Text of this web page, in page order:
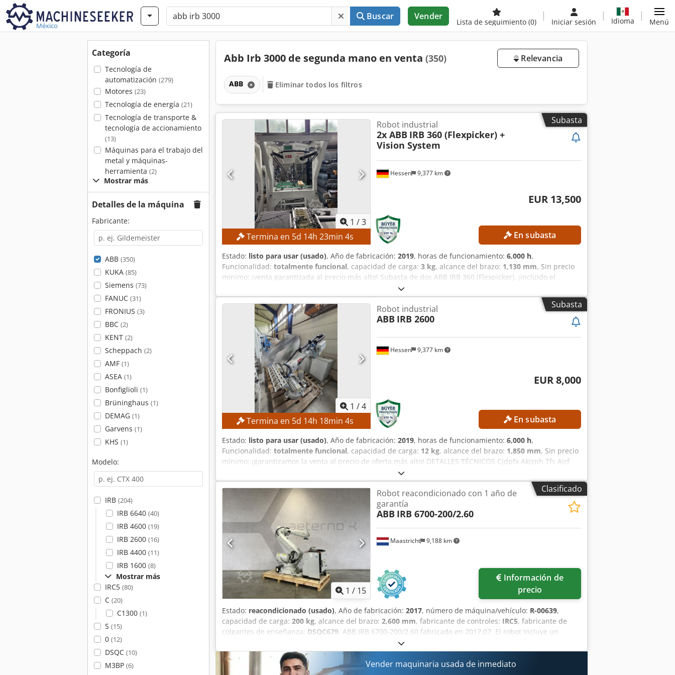
México
Buscar Vender
Lista de seguimiento (0) Iniciar sesión Idioma Menú
Categoría
Tecnología de
automatización (279)
Motores (23)
Tecnología de energía (21)
Tecnología de transporte &
tecnología de accionamiento
(13)
Máquinas para el trabajo del
metal y máquinas-
herramienta (2)
Mostrar más
Detalles de la máquina
Fabricante:
ABB (350)
KUKA (85)
Siemens (73)
FANUC (31)
FRONIUS (3)
BBC (2)
KENT (2)
Scheppach (2)
AMF (1)
ASEA (1)
Bonfiglioli (1)
Brüninghaus (1)
DEMAG (1)
Garvens (1)
KHS (1)
Modelo:
IRB (204)
IRB 6640 (40)
IRB 4600 (19)
IRB 2600 (16)
IRB 4400 (11)
IRB 1600 (8)
Mostrar más
IRC5 (80)
C (20)
C1300 (1)
S (15)
0 (12)
DSQC (10)
M3BP (6)
Abb Irb 3000 de segunda mano en venta (350) Relevancia
ABB Eliminar todos los filtros
Subasta
1 /3
Termina en 5d 14h23min3s
Hessen 9,377 km
Robot industrial
2x ABB IRB 360 (Flexpicker) +
Vision System
EUR 13,500
En subasta
Estado: listo para usar (usado), Año de fabricación: 2019, horas de funcionamiento: 6,000 h,
Funcionalidad: totalmente funcional, capacidad de carga: 3 kg, alcance del brazo: 1,130 mm, Sin precio
mínimo: ¡venta garantizada al precio más alto! Subasta de dos ABB IRB 360 (Flexpicker), ¡incluido el
sistema de visión! DETALLES TÉCNICOS Carga útil: 3 kg Diámetro del área de trabajo: 1130 mm Precisión
de repetición de la posición: 0,03–0,1 mm Precisión de repetición de la trayectoria: 0,1–0,33 mm DETALLES
DE LA MÁQUINA Peso: 120 kg Tensión de red: 200–600 V Frecuencia de red: 60 Hz Consumo de energía
con carga máxima: 0,477 kW Carga útil en el ciclo de recogida y colocación: 1 kg Temperatura ambiente:
de 0 a +45 °C Humedad relativa: máx. 95 % Nivel de ruido: < 70 dB(A) Emisión: blindado contra CEM/EMI
Crjdpfxeznh T Ee Ak Ajf Horas de funcionamiento: 6000 h
Subasta
1 /4
Termina en 5d 14h 18min3s
Hessen 9,377 km
Robot industrial
ABB IRB 2600
EUR 8,000
En subasta
Estado: listo para usar (usado), Año de fabricación: 2019, horas de funcionamiento: 6,000 h,
Funcionalidad: totalmente funcional, capacidad de carga: 12 kg, alcance del brazo: 1,850 mm, Sin precio
mínimo: ¡garantizamos la venta al precio de oferta más alto! DETALLES TÉCNICOS Cjdpfx Akjznh Tfs Ajrf
Capacidad de carga: 12 kg Alcance: 1.850 mm DETALLES DE LA MÁQUINA Horas de funcionamiento: 6.000
h Incluido en la entrega: Robot + control + armario de control + colgante flexible y software ProfiNet I/O
Slave.
Clasificado
1 / 15
Maastricht 9,188 km
Robot reacondicionado con 1 año de
garantía
ABB IRB 6700-200/2.60
precio
Estado: reacondicionado (usado), Año de fabricación: 2017, número de máquina/vehículo: R-00639,
capacidad de carga: 200 kg, alcance del brazo: 2,600 mm, fabricante de controles: IRC5, fabricante de
colgantes de enseñanza: DSQC679, ABB IRB 6700-200/2.60 fabricado en 2017.07. El robot incluye un
controlador IRC5 y un panel de control portátil Flexpendant DSQC679. Nuestros expertos realizaron
pruebas exhaustivas al robot, tras las cuales llevamos a cabo un servicio de mantenimiento según las
especificaciones del fabricante. Se analiza el aceite para determinar la cantidad de partículas de hierro, lo
Vender maquinaria usada de inmediato